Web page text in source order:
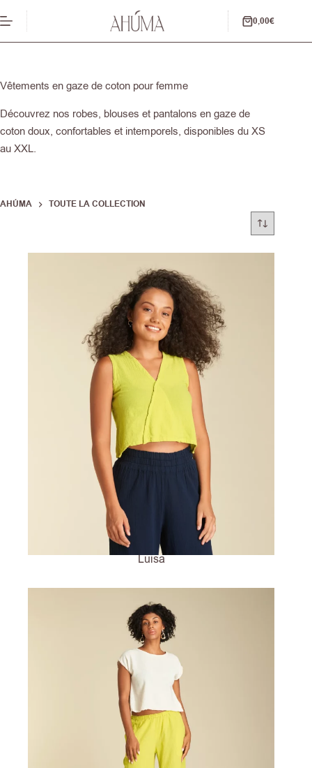
Passer
au
Panier
d’achat
0,00€
Vêtements en gaze de coton pour femme
Découvrez nos robes, blouses et pantalons en gaze de
coton doux, confortables et intemporels, disponibles du XS
au XXL.
AHÚMA TOUTE LA COLLECTION
Luisa